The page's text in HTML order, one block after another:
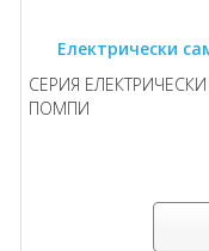
Електрически
СЕРИЯ
ПОМПИ